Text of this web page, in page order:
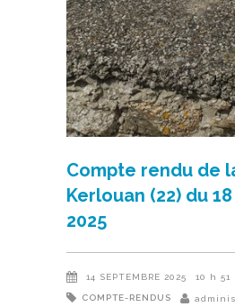
Compte rendu de
Kerlouan (22) du
2025
14 SEPTEMBRE 2025 10 h 51
COMPTE-RENDUS